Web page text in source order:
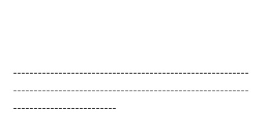
---------------------------------------------------------
---------------------------------------------------------
-------------------------